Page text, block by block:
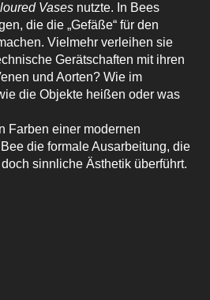
Vases nutzte. In Bees
die die „Gefäße“ für den
Vielmehr verleihen sie
Gerätschaften mit ihren
und Aorten? Wie im
die Objekte heißen oder was
Farben einer modernen
die formale Ausarbeitung, die
sinnliche Ästhetik überführt.